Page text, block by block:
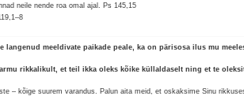
neile nende roa omal ajal. Ps 145,15
langenud meeldivate paikade peale, ka on pärisosa ilus mu
rikkalikult, et teil ikka oleks kõike küllaldaselt ning et te
– kõige suurem varandus. Palun aita meid, et oskaksime Sinu